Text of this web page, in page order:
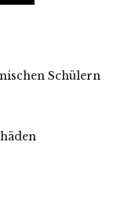
Schülern